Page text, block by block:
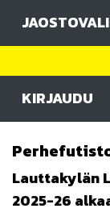
KIRJAUDU
Lauttakylän
2025-26